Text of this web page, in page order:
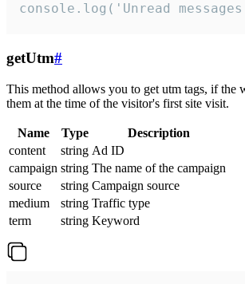
console.log('Unread
getUtm#
This method allows you to get utm tags, if the
them at the time of the visitor's first site visit.
Name Type
Description
content
string Ad ID
campaign string The name of the campaign
source
string Campaign source
medium
string Traffic type
term
string Keyword